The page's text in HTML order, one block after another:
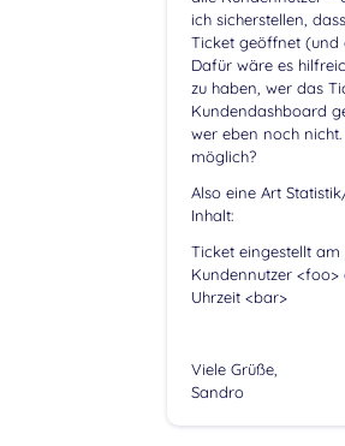
ich sicherstellen,
Ticket geöffnet (und
Dafür wäre es
zu haben, wer das
Kundendashboard
wer eben noch
möglich?
Also eine Art
Inhalt:
Ticket eingestellt
Kundennutzer
Uhrzeit <bar>
Viele Grüße,
Sandro